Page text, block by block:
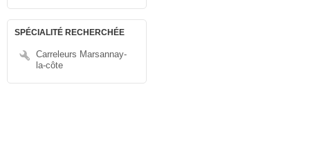
SPÉCIALITÉ RECHERCHÉE
Carreleurs Marsannay-
la-côte